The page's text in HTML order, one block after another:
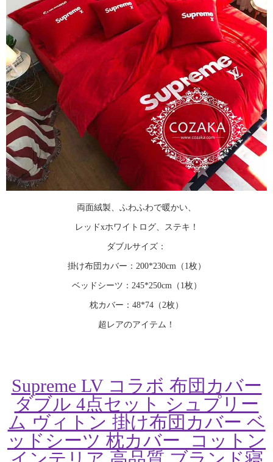
両面絨製、ふわふわで暖かい、
レッドxホワイトログ、ステキ！
ダブルサイズ：
掛け布団カバー：200*230cm（1枚）
ベッドシーツ：245*250cm（1枚）
枕カバー：48*74（2枚）
超レアのアイテム！
Supreme LV コラボ 布団カバー
ダブル 4点セット シュプリー
ム ヴィトン 掛け布団カバー ベ
ッドシーツ 枕カバー コットン